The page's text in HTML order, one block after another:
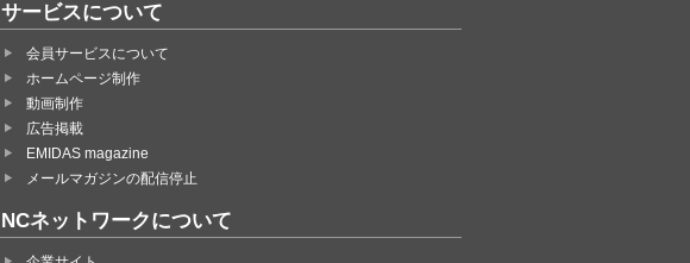
サービスについて
会員サービスについて
ホームページ制作
動画制作
広告掲載
EMIDAS magazine
メールマガジンの配信停止
NCネットワークについて